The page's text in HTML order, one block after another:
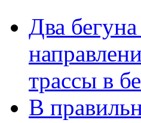
Два
трассы в
В